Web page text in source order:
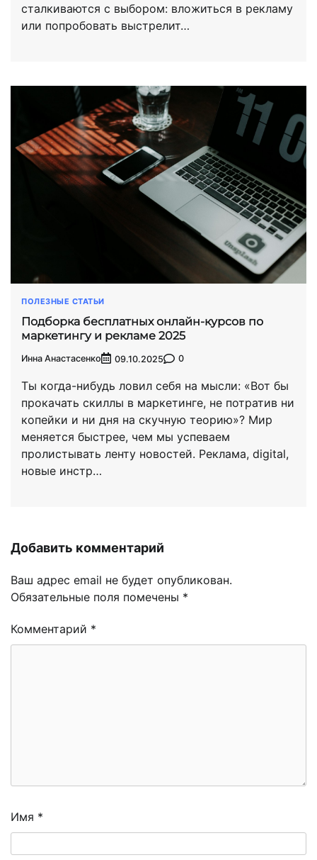
сталкиваются с выбором: вложиться в рекламу
или попробовать выстрелит…
ПОЛЕЗНЫЕ СТАТЬИ
Подборка бесплатных онлайн-курсов по
маркетингу и рекламе 2025
Инна Анастасенко 09.10.2025 0
Ты когда-нибудь ловил себя на мысли: «Вот бы
прокачать скиллы в маркетинге, не потратив ни
копейки и ни дня на скучную теорию»? Мир
меняется быстрее, чем мы успеваем
пролистывать ленту новостей. Реклама, digital,
новые инстр…
Добавить комментарий
Ваш адрес email не будет опубликован.
Обязательные поля помечены *
Комментарий *
Имя *